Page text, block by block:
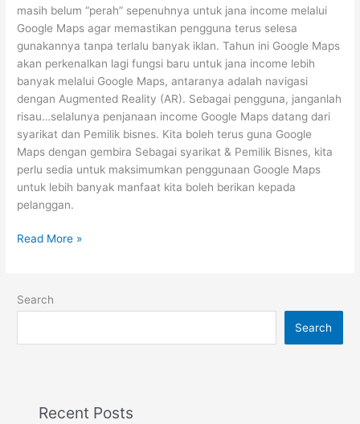
masih belum “perah” sepenuhnya untuk jana income melalui
Google Maps agar memastikan pengguna terus selesa
gunakannya tanpa terlalu banyak iklan. Tahun ini Google Maps
akan perkenalkan lagi fungsi baru untuk jana income lebih
banyak melalui Google Maps, antaranya adalah navigasi
dengan Augmented Reality (AR). Sebagai pengguna, janganlah
risau…selalunya penjanaan income Google Maps datang dari
syarikat dan Pemilik bisnes. Kita boleh terus guna Google
Maps dengan gembira Sebagai syarikat & Pemilik Bisnes, kita
perlu sedia untuk maksimumkan penggunaan Google Maps
untuk lebih banyak manfaat kita boleh berikan kepada
pelanggan.
Read More »
Search
Search
Recent Posts